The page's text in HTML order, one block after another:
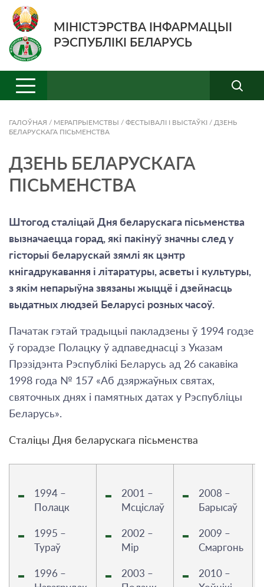
МІНІСТЭРСТВА ІНФАРМАЦЫІ
РЭСПУБЛІКІ БЕЛАРУСЬ
ГАЛОЎНАЯ / МЕРАПРЫЕМСТВЫ / ФЕСТЫВАЛІ І ВЫСТАЎКІ / ДЗЕНЬ
БЕЛАРУСКАГА ПІСЬМЕНСТВА
ДЗЕНЬ БЕЛАРУСКАГА
ПІСЬМЕНСТВА
Штогод сталіцай Дня беларускага пісьменства
вызначаецца горад, які пакінуў значны след у
гісторыі беларускай зямлі як цэнтр
кнігадрукавання і літаратуры, асветы і культуры,
з якім непарыўна звязаны жыццё і дзейнасць
выдатных людзей Беларусі розных часоў.
Пачатак гэтай традыцыі пакладзены ў 1994 годзе
ў горадзе Полацку ў адпаведнасці з Указам
Прэзідэнта Рэспублікі Беларусь ад 26 сакавіка
1998 года № 157 «Аб дзяржаўных святах,
святочных днях і памятных датах у Рэспубліцы
Беларусь».
Сталіцы Дня беларускага пісьменства
1994 –
Полацк
1995 –
Тураў
1996 –
2001 –
Мсціслаў
2002 –
Мір
2003 –
2008 –
Барысаў
2009 –
Смаргонь
2010 –